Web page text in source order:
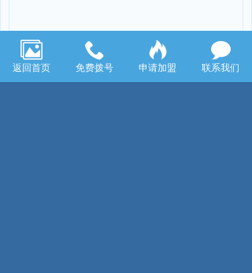
效果图-4009A-灰-副本
返回首页 免费拨号 申请加盟 联系我们